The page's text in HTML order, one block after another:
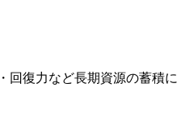
回復力など長期資源の蓄積に